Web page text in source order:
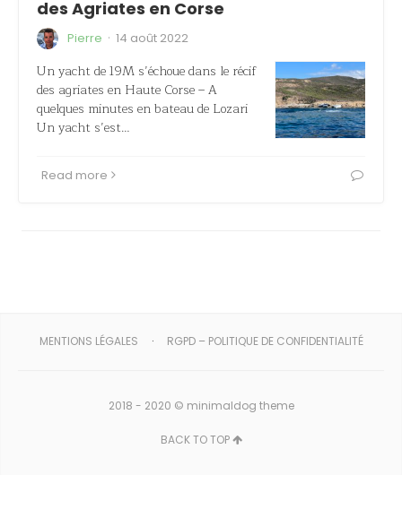
des Agriates en Corse
Pierre · 14 août 2022
Un yacht de 19M s’échoue dans le récif
des agriates en Haute Corse – A
quelques minutes en bateau de Lozari
Un yacht s’est…
Read more
MENTIONS LÉGALES RGPD – POLITIQUE DE CONFIDENTIALITÉ
2018 - 2020 © minimaldog theme
BACK TO TOP